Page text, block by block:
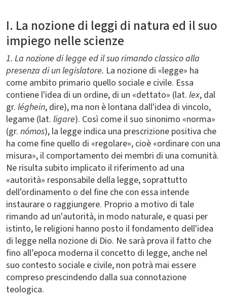
I. La nozione di leggi di natura ed il suo
impiego nelle scienze
1. La nozione di legge ed il suo rimando classico alla
presenza di un legislatore. La nozione di «legge» ha
come ambito primario quello sociale e civile. Essa
contiene l'idea di un ordine, di un «dettato» (lat. lex, dal
gr. léghein, dire), ma non è lontana dall'idea di vincolo,
legame (lat. ligare). Così come il suo sinonimo «norma»
(gr. nómos), la legge indica una prescrizione positiva che
ha come fine quello di «regolare», cioè «ordinare con una
misura», il comportamento dei membri di una comunità.
Ne risulta subito implicato il riferimento ad una
«autorità» responsabile della legge, soprattutto
dell'ordinamento o del fine che con essa intende
instaurare o raggiungere. Proprio a motivo di tale
rimando ad un'autorità, in modo naturale, e quasi per
istinto, le religioni hanno posto il fondamento dell'idea
di legge nella nozione di Dio. Ne sarà prova il fatto che
fino all’epoca moderna il concetto di legge, anche nel
suo contesto sociale e civile, non potrà mai essere
compreso prescindendo dalla sua connotazione
teologica.